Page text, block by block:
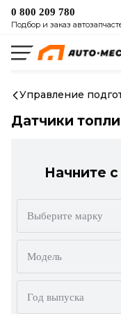
0 800 209 780
Подбор и заказ
Управление
Датчики
Начните
Выберите марку
ALFA ROMEO
AUDI
Модель
Год выпуска